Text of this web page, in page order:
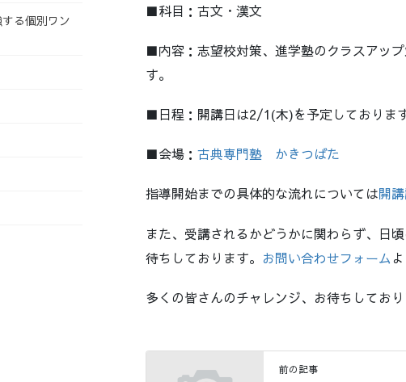
■科目：古文・漢文
■内容：志望校対策、進学塾のクラスアッ
す。
■日程：開講日は2/1(木)を予定しております
■会場： 古典専門塾 かきつばた
指導開始までの具体的な流れについては開
また、受講されるかどうかに関わらず、日
待ちしております。 お問い合わせフォーム
多くの皆さんのチャレンジ、お待ちしており
前の記事
る個別ワン